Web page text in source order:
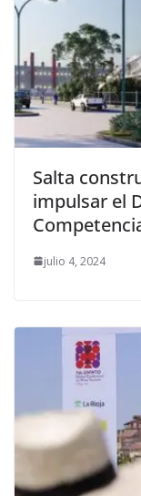
Salta
impulsar el
julio 4, 2024